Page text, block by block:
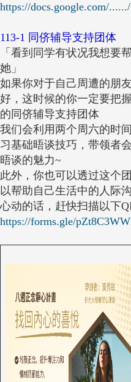
https://docs.google.com/
113-1 同侪辅导支持团体
「看到同学有状况我想要
她」
如果你对于自己周遭的朋
好，这时候的你一定要把
的同侪辅导支持团体
我们会利用两个周六的时
习基础晤谈技巧，带领者
晤谈的魅力~
此外，你也可以透过这个
以帮助自己生活中的人际
心动的话，赶快扫描以下
https://forms.gle/